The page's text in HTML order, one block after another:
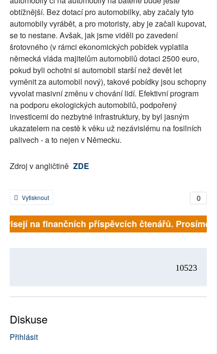
obtížnější. Bez dotací pro automobilky, aby začaly tyto
automobily vyrábět, a pro motoristy, aby je začali kupovat,
se to nestane. Avšak, jak jsme viděli po zavedení
šrotovného (v rámci ekonomických pobídek vyplatila
německá vláda majitelům automobilů dotaci 2500 euro,
pokud byli ochotni si automobil starší než devět let
vyměnit za automobil nový), takové pobídky jsou schopny
vyvolat masivní změnu v chování lidí. Efektivní program
na podporu ekologických automobilů, podpořený
investicemi do nezbytné infrastruktury, by byl jasným
ukazatelem na cestě k věku už nezávislému na fosilních
palivech - a to nejen v Německu.
Zdroj v angličtině ZDE
0
Vytisknout
na finančních příspěvcích čtenářů. Prosíme,
10523
Diskuse
Přihlásit